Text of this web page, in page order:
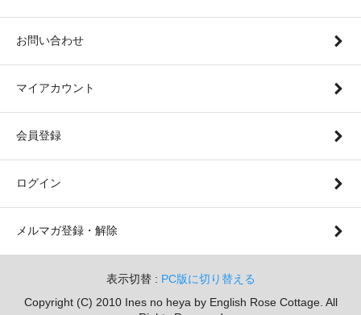
お問い合わせ
マイアカウント
会員登録
ログイン
メルマガ登録・解除
表示切替 : PC版に切り替える
Copyright (C) 2010 Ines no heya by English Rose Cottage. All